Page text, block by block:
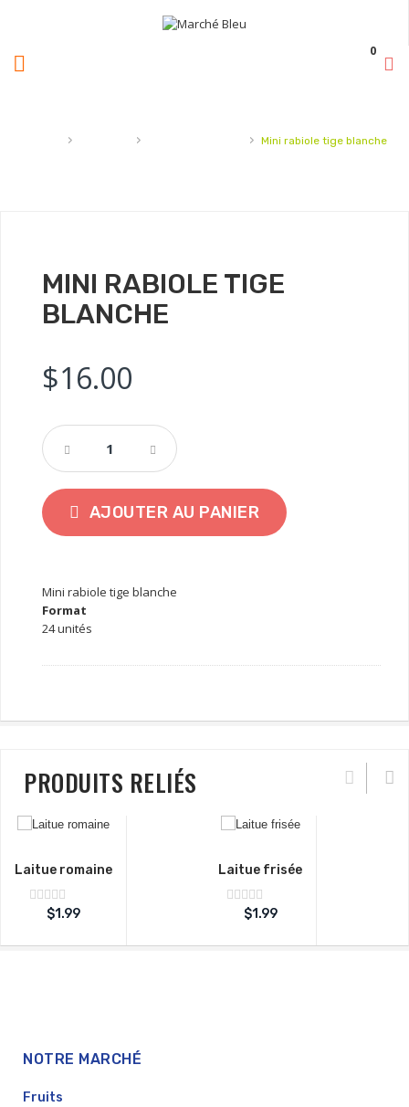
0
› › › Mini rabiole tige blanche
MINI RABIOLE TIGE
BLANCHE
$16.00
AJOUTER AU PANIER
Mini rabiole tige blanche
Format
24 unités
PRODUITS RELIÉS
Laitue romaine
Note
sur
$1.99
Laitue frisée
Note
sur
$1.99
NOTRE MARCHÉ
Fruits